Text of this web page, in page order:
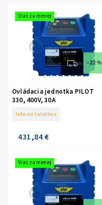
Najdrahšie
Abecedne
Viac za menej
–22 %
Ovládacia jednotka PILOT
330, 400V, 30A
Info na telefóne
431,84 €
Viac za menej